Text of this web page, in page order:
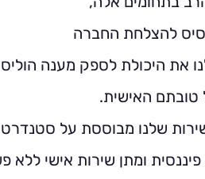
להצלחת החברה
את היכולת לספק מענה
טובתם האישית.
שלנו מבוססת על
פיננסית ומתן שירות אישי ללא